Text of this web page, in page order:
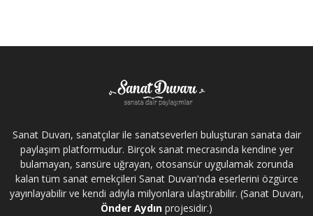
Sanat Duvarı, sanatçılar ile sanatseverleri buluşturan sanata dair
paylaşım platformudur. Birçok sanat mecrasında kendine yer
bulamayan, sansüre uğrayan, otosansür uygulamak zorunda
kalan tüm sanat emekçileri Sanat Duvarı'nda eserlerini özgürce
yayınlayabilir ve kendi adıyla milyonlara ulaştırabilir. (Sanat Duvarı,
Önder Aydın projesidir.)